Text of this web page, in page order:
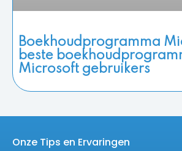
Boekhoudprogramma
beste
Microsoft gebruikers
Onze Tips en Ervaringen